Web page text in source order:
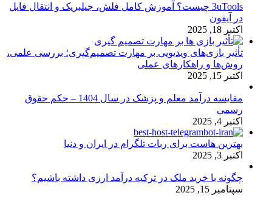
3uTools چیست؟ آموزش کامل فلش، جیلبریک و انتقال فایل
در آیفون
اکتبر 18, 2025
تأثیر بازی‌های ویدیویی بر مهارت تصمیم‌گیری؛ بررسی علمی،
روش‌ها و راهکارهای عملی
اکتبر 15, 2025
مقایسه درآمد معلم و پزشک در سال 1404 – حکم حقوق
رسمی
اکتبر 4, 2025
بهترین هاست برای ربات تلگرام در ایران و دنیا
اکتبر 3, 2025
چگونه با خرید ملک در ترکیه درآمد ارزی داشته باشیم؟
سپتامبر 15, 2025